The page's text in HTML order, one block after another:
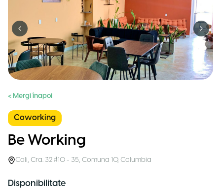
Previous slide Next
< Mergi înapoi
Coworking
Be Working
Cali, Cra. 32 #10 - 35, Comuna 10, Columbia
Disponibilitate